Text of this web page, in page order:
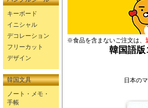
キーボード
イニシャル
デコレーション
フリーカット
デザイン
韓国文具
ノート・メモ・
手帳
※食品を含まないご注文は、
韓国語
日本の